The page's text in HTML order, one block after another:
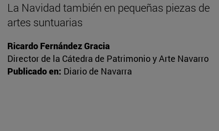
La Navidad también en pequeñas piezas de
artes suntuarias
Ricardo Fernández Gracia
Director de la Cátedra de Patrimonio y Arte Navarro
Publicado en: Diario de Navarra